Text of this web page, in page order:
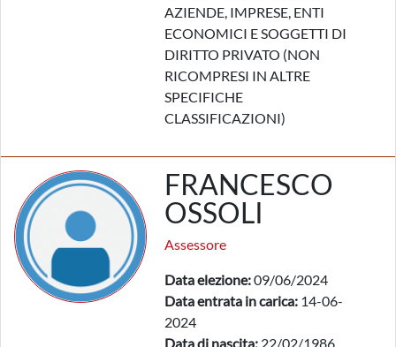
AZIENDE, IMPRESE, ENTI
ECONOMICI E SOGGETTI DI
DIRITTO PRIVATO (NON
RICOMPRESI IN ALTRE
SPECIFICHE
CLASSIFICAZIONI)
FRANCESCO
OSSOLI
Assessore
Data elezione:09/06/2024
Data entrata in carica: 14-06-
2024
Data di nascita: 22/02/1986